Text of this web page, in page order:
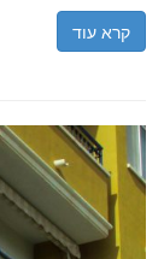
קרא עוד